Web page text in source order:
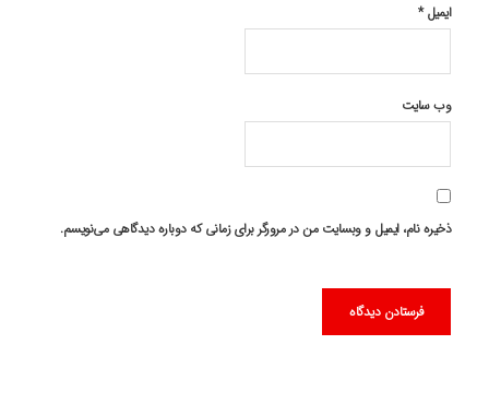
ایمیل*
وب‌ سایت
ذخیره نام، ایمیل و وبسایت من در مرورگر برای زمانی که دوباره دیدگاهی می‌نویسم.